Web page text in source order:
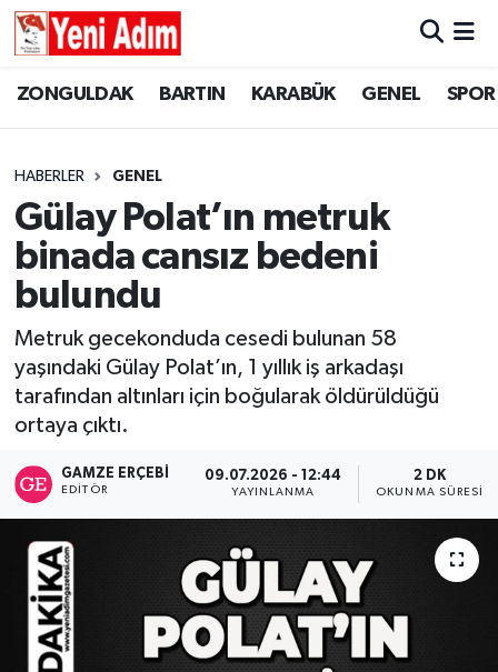
ZONGULDAK BARTIN KARABÜK GENEL SPOR
HABERLER GENEL
Gülay Polat’ın metruk
binada cansız bedeni
bulundu
Metruk gecekonduda cesedi bulunan 58
yaşındaki Gülay Polat’ın, 1 yıllık iş arkadaşı
tarafından altınları için boğularak öldürüldüğü
ortaya çıktı.
GAMZE ERÇEBI
EDITÖR
09.07.2026 - 12:44
YAYINLANMA
2 DK
OKUNMA SÜRESI
ZONGULDAK
GÜNCEL
SİYASET
RESMİ İLAN
ZONGULDAK
GENEL
SPOR
SİYASET
SAĞLIK
GÜNCEL
RESMİ İLAN
Künye
Zonguldak Hava Durumu
Tüm Manşetler
Son Dakika Haberleri
Haber Arşivi